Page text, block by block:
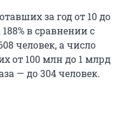
за год от 10 до
в сравнении с
человек, а число
от 100 млн до 1 млрд
— до 304 человек.